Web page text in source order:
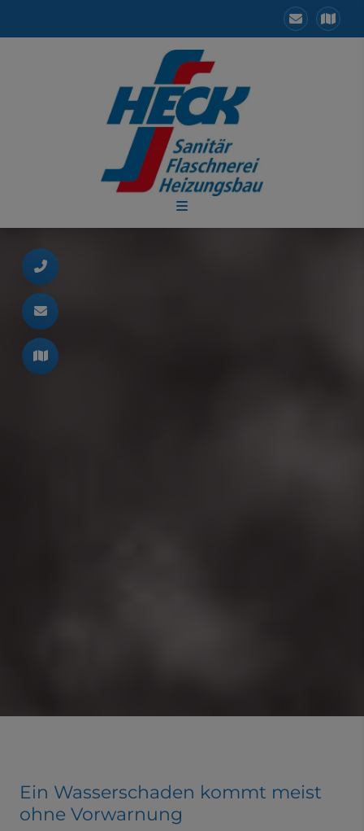
Ein Wasserschaden kommt meist
ohne Vorwarnung